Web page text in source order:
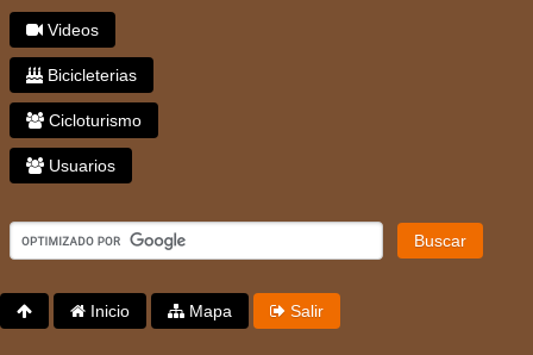
Videos
Bicicleterias
Cicloturismo
Usuarios
Buscar
Inicio Mapa Salir